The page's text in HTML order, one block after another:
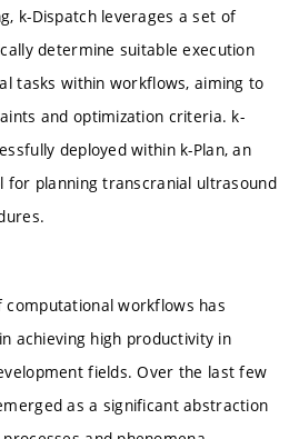
k-Dispatch leverages a set of
determine suitable execution
tasks within workflows, aiming to
and optimization criteria. k-
deployed within k-Plan, an
for planning transcranial ultrasound
workflows has
achieving high productivity in
fields. Over the last few
as a significant abstraction